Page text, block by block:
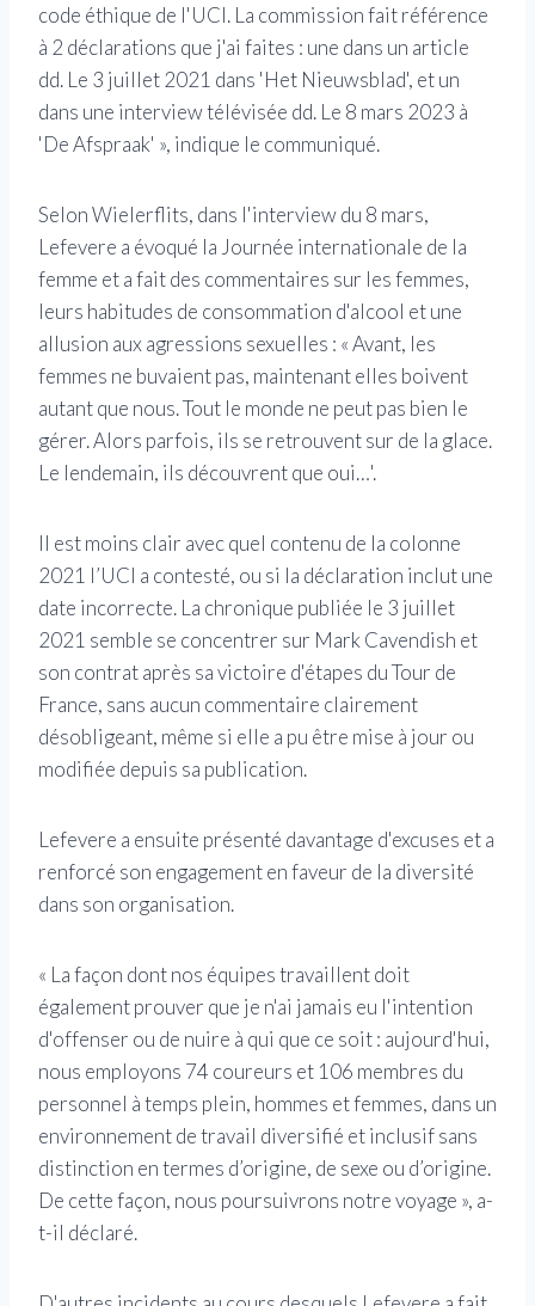
code éthique de l'UCI. La commission fait référence
à 2 déclarations que j'ai faites : une dans un article
dd. Le 3 juillet 2021 dans 'Het Nieuwsblad', et un
dans une interview télévisée dd. Le 8 mars 2023 à
'De Afspraak' », indique le communiqué.
Selon Wielerflits, dans l'interview du 8 mars,
Lefevere a évoqué la Journée internationale de la
femme et a fait des commentaires sur les femmes,
leurs habitudes de consommation d'alcool et une
allusion aux agressions sexuelles : « Avant, les
femmes ne buvaient pas, maintenant elles boivent
autant que nous. Tout le monde ne peut pas bien le
gérer. Alors parfois, ils se retrouvent sur de la glace.
Le lendemain, ils découvrent que oui…'.
Il est moins clair avec quel contenu de la colonne
2021 l’UCI a contesté, ou si la déclaration inclut une
date incorrecte. La chronique publiée le 3 juillet
2021 semble se concentrer sur Mark Cavendish et
son contrat après sa victoire d'étapes du Tour de
France, sans aucun commentaire clairement
désobligeant, même si elle a pu être mise à jour ou
modifiée depuis sa publication.
Lefevere a ensuite présenté davantage d'excuses et a
renforcé son engagement en faveur de la diversité
dans son organisation.
« La façon dont nos équipes travaillent doit
également prouver que je n'ai jamais eu l'intention
d'offenser ou de nuire à qui que ce soit : aujourd'hui,
nous employons 74 coureurs et 106 membres du
personnel à temps plein, hommes et femmes, dans un
environnement de travail diversifié et inclusif sans
distinction en termes d’origine, de sexe ou d’origine.
De cette façon, nous poursuivrons notre voyage », a-
t-il déclaré.